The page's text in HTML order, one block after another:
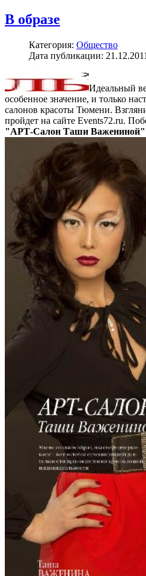
В образе
Категория: Общество
Дата публикации:
Идеальный
особенное значение, и только
салонов красоты Тюмени.
пройдет на сайте Events72.ru.
"АРТ-Салон Таши Важениной"